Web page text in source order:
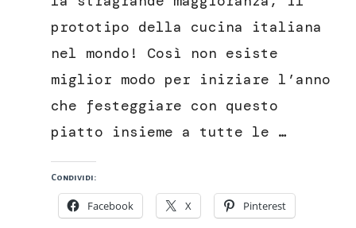
prototipo della cucina italiana
nel mondo! Così non esiste
miglior modo per iniziare l’anno
che festeggiare con questo
piatto insieme a tutte le …
Condividi:
Facebook X Pinterest